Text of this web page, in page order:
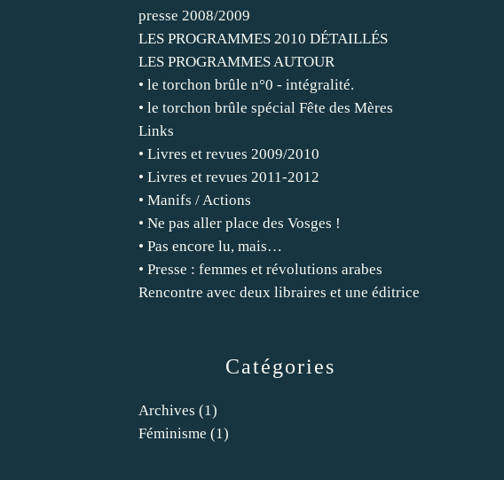
Catégories
Archives (1)
Féminisme (1)
presse 2008/2009
LES PROGRAMMES 2010 DÉTAILLÉS
LES PROGRAMMES AUTOUR
• le torchon brûle n°0 - intégralité.
• le torchon brûle spécial Fête des Mères
Links
• Livres et revues 2009/2010
• Livres et revues 2011-2012
• Manifs / Actions
• Ne pas aller place des Vosges !
• Pas encore lu, mais…
• Presse : femmes et révolutions arabes
Rencontre avec deux libraires et une éditrice